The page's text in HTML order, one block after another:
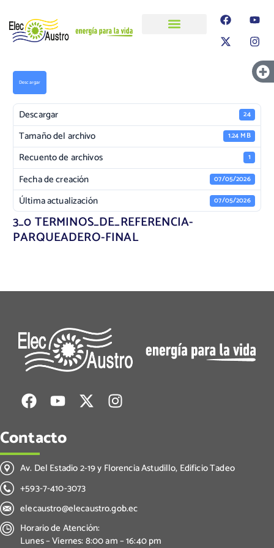
Descargar
Descargar 24
Tamaño del archivo 1.24 MB
Recuento de archivos 1
Fecha de creación 07/05/2026
Última actualización 07/05/2026
3_0 TERMINOS_DE_REFERENCIA-
PARQUEADERO-FINAL
Contacto
Av. Del Estadio 2-19 y Florencia Astudillo, Edificio Tadeo
+593-7-410-3073
elecaustro@elecaustro.gob.ec
Horario de Atención:
Lunes – Viernes: 8:00 am – 16:40 pm